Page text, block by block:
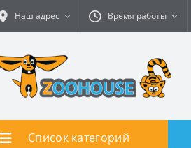
Наш адрес Время работы
Список категорий